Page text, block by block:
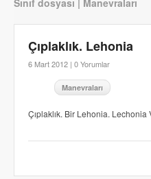
Sınıf dosyası | Manevraları
Çıplaklık. Lehonia
6 Mart 2012 | 0 Yorumlar
Manevraları
Çıplaklık. Bir Lehonia.